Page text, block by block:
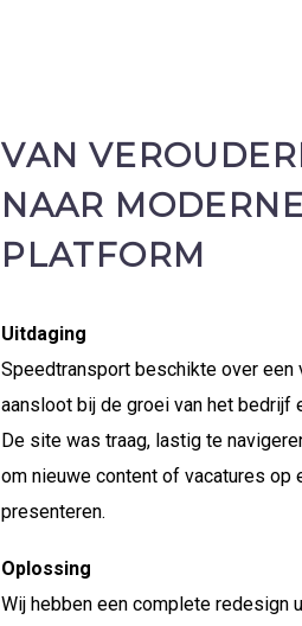
VAN
NAAR
PLATFORM
Uitdaging
Speedtransport beschikte over
aansloot bij de groei van het bedrijf
De site was traag, lastig te
om nieuwe content of vacatures op
presenteren.
Oplossing
Wij hebben een complete redesign